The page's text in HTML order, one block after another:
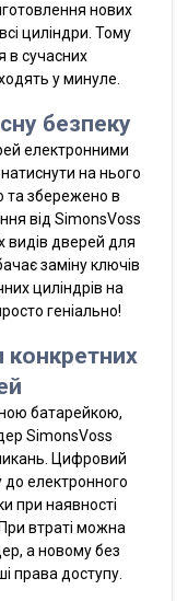
нових
циліндри. Тому
в сучасних
у минуле.
безпеку
електронними
на нього
та збережено в
від SimonsVoss
видів дверей для
заміну ключів
циліндрів на
геніально!
конкретних
батарейкою,
SimonsVoss
Цифровий
до електронного
при наявності
втраті можна
а новому без
права доступу.